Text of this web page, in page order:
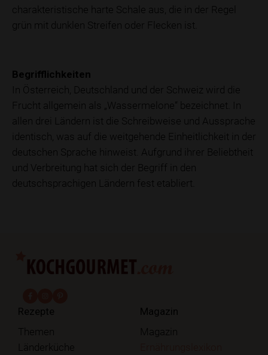
charakteristische harte Schale aus, die in der Regel
grün mit dunklen Streifen oder Flecken ist.
Begrifflichkeiten
In Österreich, Deutschland und der Schweiz wird die
Frucht allgemein als „Wassermelone“ bezeichnet. In
allen drei Ländern ist die Schreibweise und Aussprache
identisch, was auf die weitgehende Einheitlichkeit in der
deutschen Sprache hinweist. Aufgrund ihrer Beliebtheit
und Verbreitung hat sich der Begriff in den
deutschsprachigen Ländern fest etabliert.
Rezepte
Themen
Länderküche
Magazin
Magazin